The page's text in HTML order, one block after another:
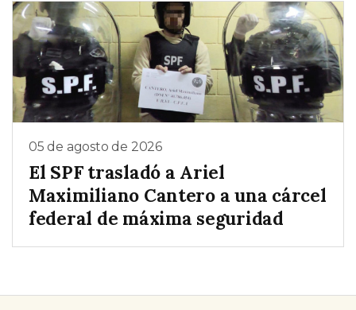
05 de agosto de 2026
El SPF trasladó a Ariel
Maximiliano Cantero a una cárcel
federal de máxima seguridad